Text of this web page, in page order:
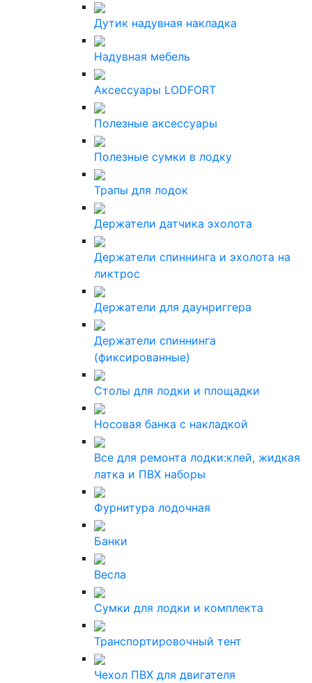
Дутик надувная накладка
Надувная мебель
Аксессуары LODFORT
Полезные аксессуары
Полезные сумки в лодку
Трапы для лодок
Держатели датчика эхолота
Держатели спиннинга и эхолота на
ликтрос
Держатели для даунриггера
Держатели спиннинга
(фиксированные)
Столы для лодки и площадки
Носовая банка с накладкой
Все для ремонта лодки:клей, жидкая
латка и ПВХ наборы
Фурнитура лодочная
Банки
Весла
Сумки для лодки и комплекта
Транспортировочный тент
Чехол ПВХ для двигателя